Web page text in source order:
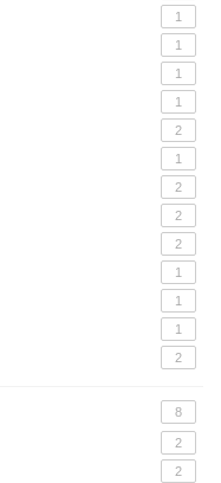
1
1
1
1
2
1
2
2
2
1
1
1
2
8
2
2